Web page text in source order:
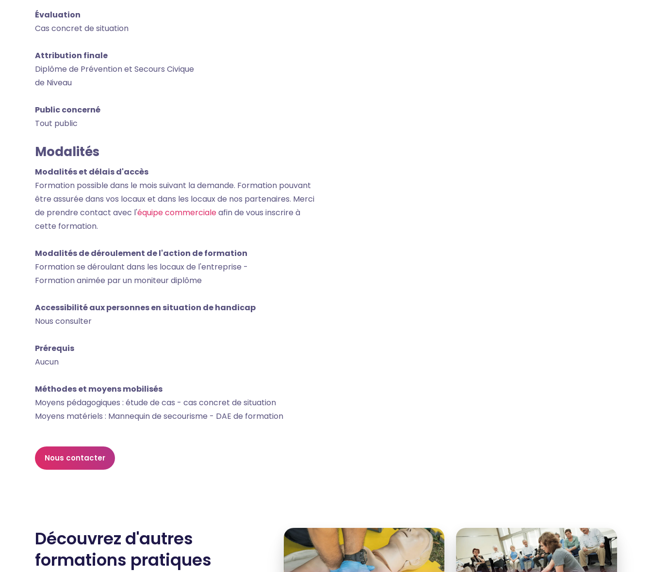
Évaluation
Cas concret de situation
Attribution finale
Diplôme de Prévention et Secours Civique
de Niveau
Public concerné
Tout public
Modalités
Modalités et délais d'accès
Formation possible dans le mois suivant la demande. Formation pouvant
être assurée dans vos locaux et dans les locaux de nos partenaires. Merci
de prendre contact avec l'équipe commercialeafin de vous inscrire à
cette formation.
Modalités de déroulement de l'action de formation
Formation se déroulant dans les locaux de l'entreprise -
Formation animée par un moniteur diplôme
Accessibilité aux personnes en situation de handicap
Nous consulter
Prérequis
Aucun
Méthodes et moyens mobilisés
Moyens pédagogiques : étude de cas - cas concret de situation
Moyens matériels : Mannequin de secourisme - DAE de formation
Nous contacter
Découvrez d'autres
formations pratiques